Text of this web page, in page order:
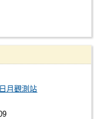
日月觀測站